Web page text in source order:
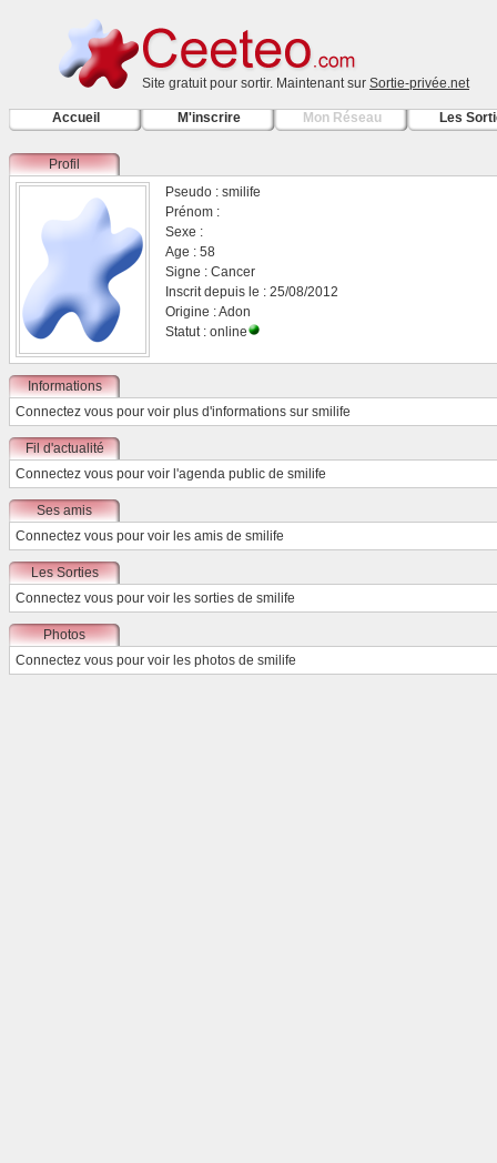
Site gratuit pour sortir. Maintenant sur Sortie-privée.net
Accueil M'inscrire Mon Réseau Les
Profil
Pseudo : smilife
Prénom :
Sexe :
Age : 58
Signe : Cancer
Inscrit depuis le : 25/08/2012
Origine : Adon
Statut : online
Informations
Connectez vous pour voir plus d'informations sur smilife
Fil d'actualité
Connectez vous pour voir l'agenda public de smilife
Ses amis
Connectez vous pour voir les amis de smilife
Les Sorties
Connectez vous pour voir les sorties de smilife
Photos
Connectez vous pour voir les photos de smilife